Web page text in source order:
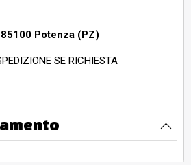
Potenza (PZ)
SE RICHIESTA